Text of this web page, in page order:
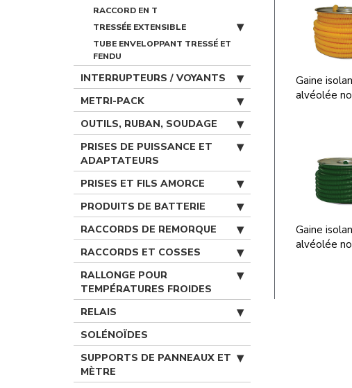
RACCORD EN T
TRESSÉE EXTENSIBLE
TUBE ENVELOPPANT TRESSÉ ET
FENDU
INTERRUPTEURS / VOYANTS
METRI-PACK
OUTILS, RUBAN, SOUDAGE
PRISES DE PUISSANCE ET
ADAPTATEURS
PRISES ET FILS AMORCE
PRODUITS DE BATTERIE
RACCORDS DE REMORQUE
RACCORDS ET COSSES
RALLONGE POUR
TEMPÉRATURES FROIDES
RELAIS
SOLÉNOÏDES
SUPPORTS DE PANNEAUX ET
MÈTRE
Gaine
alvéolée
Gaine
alvéolée